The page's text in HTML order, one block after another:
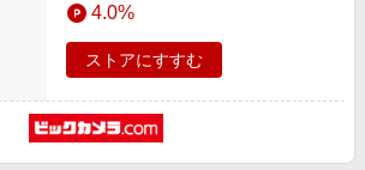
4.0%
ストアにすすむ